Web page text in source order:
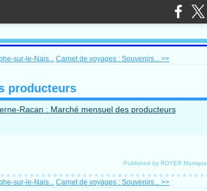
sur-le-Nais... Carnet de voyages : Souvenirs... >>
producteurs
Published by ROYER Monique
sur-le-Nais... Carnet de voyages : Souvenirs... >>